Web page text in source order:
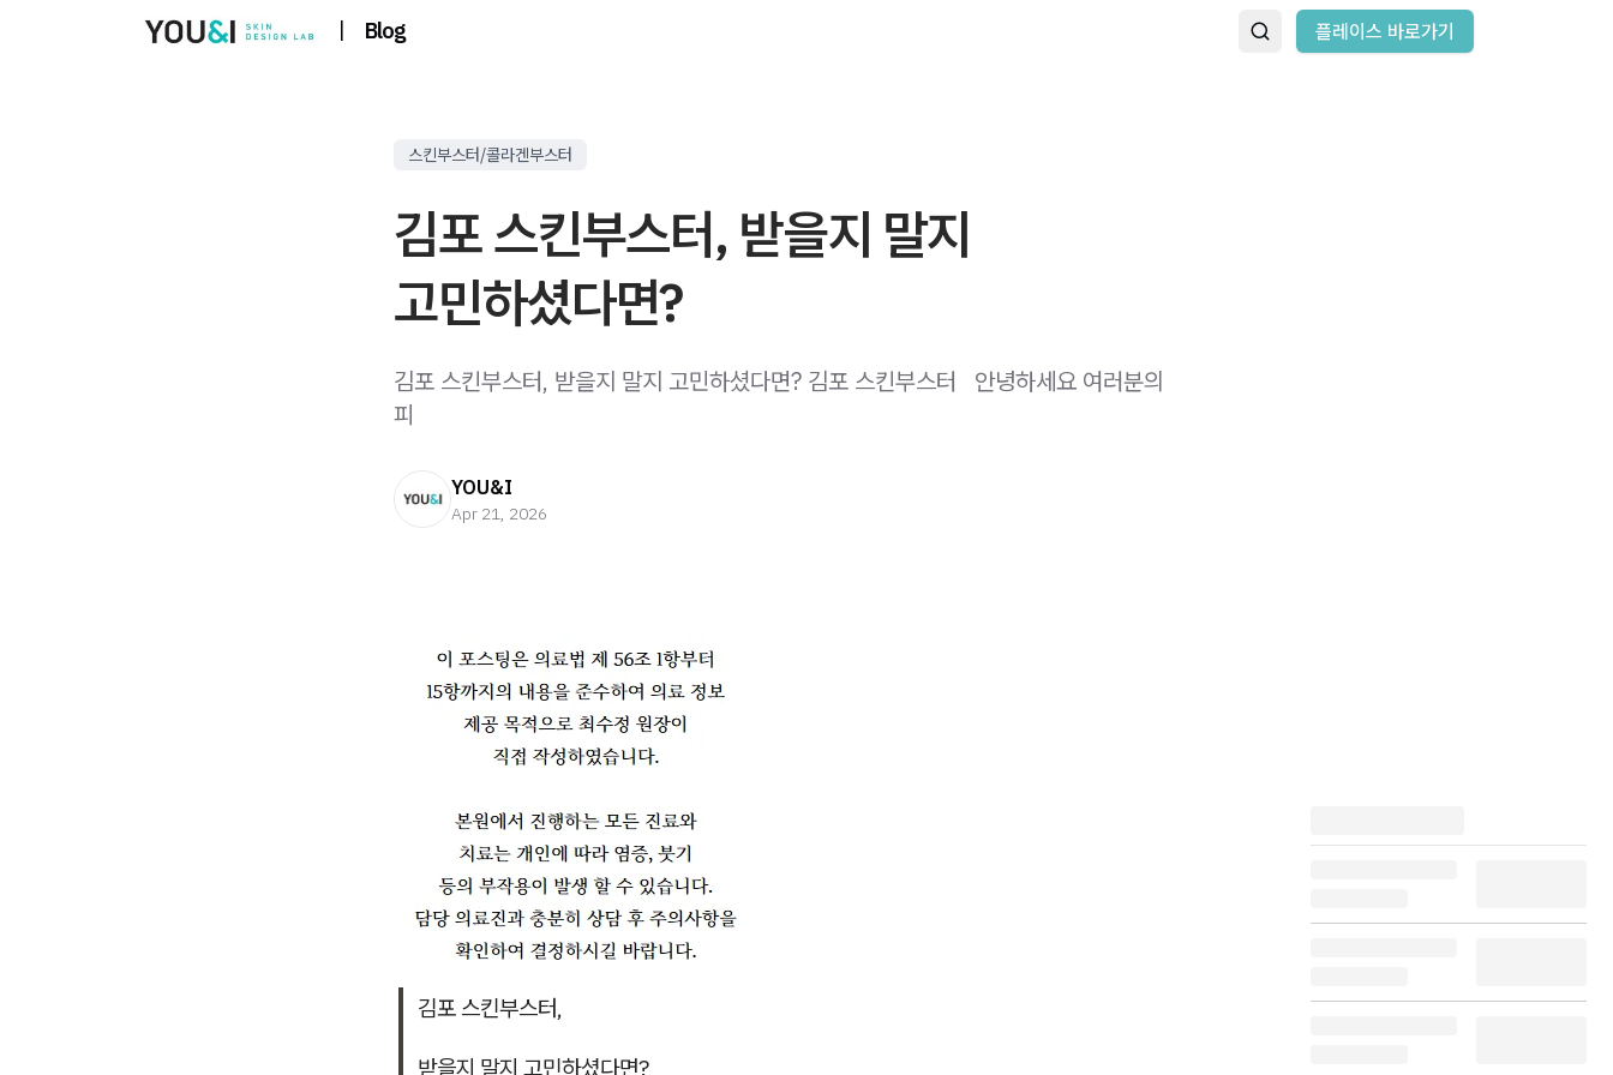
| Blog 플레이스 바로가기
스킨부스터/콜라겐부스터
김포 스킨부스터, 받을지 말지
고민하셨다면?
김포 스킨부스터, 받을지 말지 고민하셨다면? 김포 스킨부스터 ​ ​ 안녕하세요 여러분의
피
YOU&I
Apr 21, 2026
김포 스킨부스터,
받을지 말지 고민하셨다면?